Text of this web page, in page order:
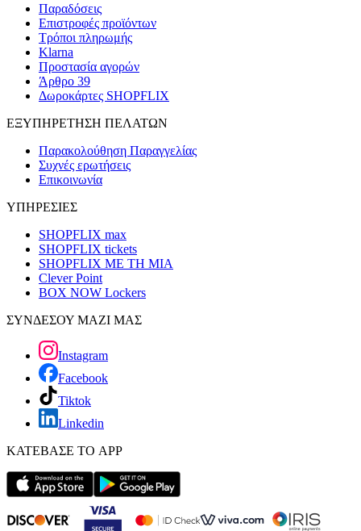
Παραδόσεις
Επιστροφές προϊόντων
Τρόποι πληρωμής
Klarna
Προστασία αγορών
Άρθρο 39
Δωροκάρτες SHOPFLIX
ΕΞΥΠΗΡΕΤΗΣΗ ΠΕΛΑΤΩΝ
Παρακολούθηση Παραγγελίας
Συχνές ερωτήσεις
Επικοινωνία
ΥΠΗΡΕΣΙΕΣ
SHOPFLIX max
SHOPFLIX tickets
SHOPFLIX ΜΕ ΤΗ ΜΙΑ
Clever Point
BOX NOW Lockers
ΣΥΝΔΕΣΟΥ ΜΑΖΙ ΜΑΣ
Instagram
Facebook
Tiktok
Linkedin
ΚΑΤΕΒΑΣΕ ΤΟ APP